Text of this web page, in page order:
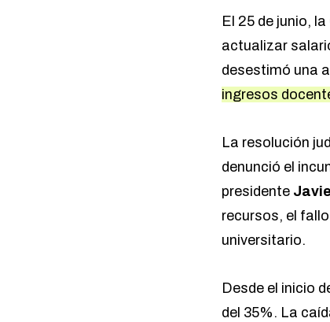
El 25 de junio, la
actualizar
desestimó una
ingresos
La resolución
denunció el
presidente
recursos, el
universitario.
Desde el inicio
del 35%. La